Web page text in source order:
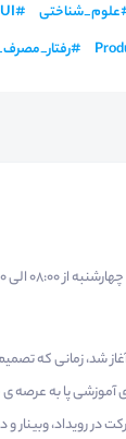
علوم_شناختی #
UI
#
الی 17:00)
محیط از سال 1401 آغاز
پا به عرصه ی
در رویداد،